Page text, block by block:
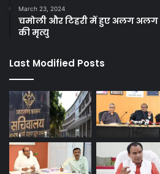
March 23, 2024
चमोली और टिहरी में हुए अलग अलग
की मृत्यु
Last Modified Posts